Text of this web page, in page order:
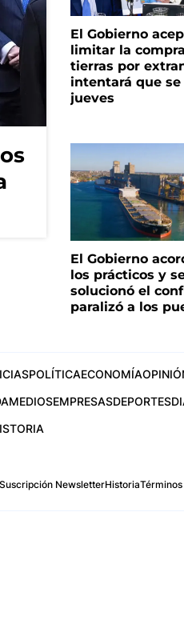
El Gobierno
limitar la
tierras por
intentará que se
jueves
El Gobierno
los prácticos y
solucionó el
paralizó a los
POLÍTICAECONOMÍA
MEDIOSEMPRESASDEPORTES
Suscripción NewsletterHistoria